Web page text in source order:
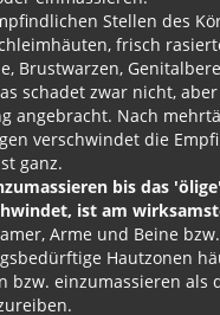
Stellen des
frisch
Brustwarzen,
schadet zwar nicht,
angebracht. Nach
verschwindet die
ganz.
bis das
ist am
Arme und Beine bzw.
Hautzonen
bzw. einzumassieren als